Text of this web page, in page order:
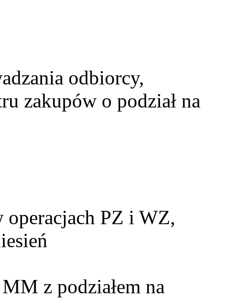
odbiorcy,
zakupów o podział na
PZ i WZ,
z podziałem na